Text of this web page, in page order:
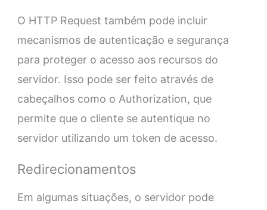
O HTTP Request também pode incluir
mecanismos de autenticação e segurança
para proteger o acesso aos recursos do
servidor. Isso pode ser feito através de
cabeçalhos como o Authorization, que
permite que o cliente se autentique no
servidor utilizando um token de acesso.
Redirecionamentos
Em algumas situações, o servidor pode